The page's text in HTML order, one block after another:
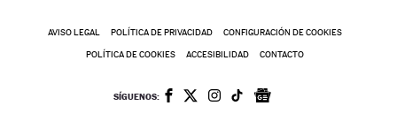
AVISO LEGAL POLÍTICA DE PRIVACIDAD CONFIGURACIÓN DE COOKIES
POLÍTICA DE COOKIES ACCESIBILIDAD CONTACTO
SÍGUENOS: